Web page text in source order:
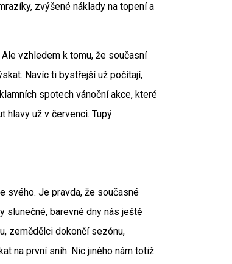
zvýšené náklady na topení a
vzhledem k tomu, že současní
Navíc ti bystřejší už počítají,
spotech vánoční akce, které
hlavy už v červenci. Tupý
svého. Je pravda, že současné
slunečné, barevné dny nás ještě
zemědělci dokončí sezónu,
na první sníh. Nic jiného nám totiž